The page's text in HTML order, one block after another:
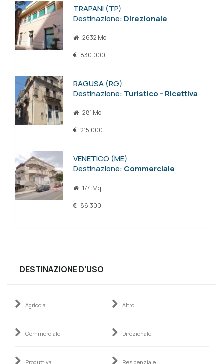
TRAPANI (TP)
Destinazione: Direzionale
2632 Mq
830.000
RAGUSA (RG)
Destinazione: Turistico - Ricettiva
281 Mq
215.000
VENETICO (ME)
Destinazione: Commerciale
174 Mq
86.300
DESTINAZIONE D'USO
Agricola Altro
Commerciale Direzionale
Produttiva Residenziale